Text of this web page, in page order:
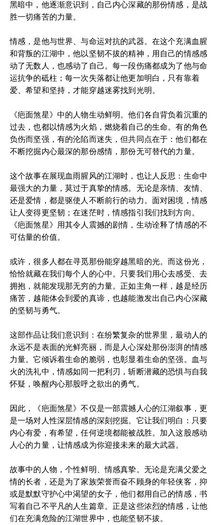
黑暗中，他逐渐意识到，自己内心深藏的那份情感，是战
胜一切痛苦的力量。
情感，是他与世界、与命运对抗的武器。在这个充满血腥
和背叛的江湖中，他以坚韧不拔的精神，用自己的情感感
动了无数人，也感动了自己。每一段伤痛都成为了他与命
运抗争的砥柱；每一次失落都让他更加明白，只有靠着
爱、希望和坚持，才能穿越迷雾找到光明。
《疤面煞星》中的人物生动鲜明。他们各自背负着沉重的
过去，也都以情感为火焰，燃烧着自己的生命。有的角色
负伤而坚强，有的沦陷而迷失，但共同点在于：他们都在
不断挖掘内心最深的那份感情，那份无可替代的力量。
这个故事在展现血雨腥风的江湖时，也让人反思：生命中
最强大的力量，莫过于真挚的情感。无论是亲情、友情、
还是爱情，都是驱使人不断前行的动力。面对困境，情感
让人变得更坚韧；在迷茫时，情感指引我们找到方向。
《疤面煞星》用其令人震撼的剧情，生动诠释了情感的不
可估量的价值。
或许，很多人都在寻觅那份能穿越黑暗的光。而这份光，
恰恰就藏在我们每个人的心中。只要我们用心去感受、去
拥抱，就能发现那无穷的力量。正如主角一样，越是经历
痛苦，越能体会到爱的真谛，也越能激发出自己内心深藏
的坚韧与勇气。
这部作品让我们意识到：在纷繁复杂的世界里，最动人的
永远不是表面的光鲜亮丽，而是人心深处那份澎湃的情感
力量。它倾诉着生命的脆弱，也彰显着生命的坚强。血与
火的洗礼中，情感如同一把利刃，斩断潜藏的恐惧与自我
怀疑，唤醒内心那股呼之欲出的勇气。
因此，《疤面煞星》不仅是一部震撼人心的江湖叙事，更
是一场对人性深层情感的深刻挖掘。它让我们明白：只要
内心有爱，有希望，任何逆境都能被战胜。加入这股感动
人心的力量，让情感成为你迎接未来的最大武器。
故事中的人物，个性鲜明、情感真挚。无论是充满父爱之
情的长者，还是为了家族荣誉而奋不顾身的年轻侠客，抑
或是默默守护心中渴望的女子，他们都用自己的情感，书
写着自己不平凡的人生篇章。正是这些浓烈的情感，让他
们在充满危险的江湖世界中，也能坚韧不拔。